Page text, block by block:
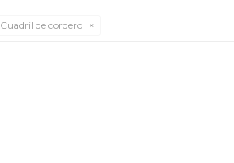
Cuadril de cordero